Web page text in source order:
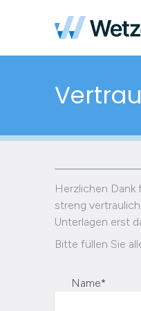
Herzlichen Dank
streng
Unterlagen erst
Bitte füllen Sie
Name*